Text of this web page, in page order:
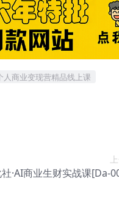
人商业变现营精品线上课
·AI商业生财实战课[Da-